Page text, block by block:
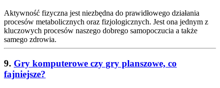
Aktywność fizyczna jest niezbędna do prawidłowego działania
procesów metabolicznych oraz fizjologicznych. Jest ona jednym z
kluczowych procesów naszego dobrego samopoczucia a także
samego zdrowia.
9. Gry komputerowe czy gry planszowe, co
fajniejsze?